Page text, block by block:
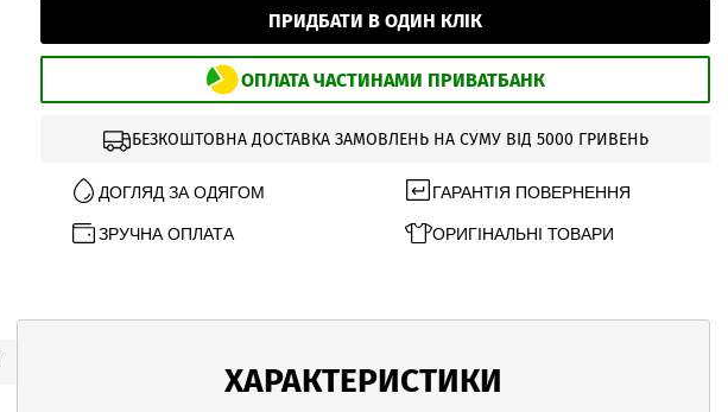
ПРИДБАТИ В ОДИН КЛІК
ОПЛАТА ЧАСТИНАМИ ПРИВАТБАНК
БЕЗКОШТОВНА ДОСТАВКА ЗАМОВЛЕНЬ НА СУМУ ВІД 5000 ГРИВЕНЬ
ДОГЛЯД ЗА ОДЯГОМ ГАРАНТІЯ ПОВЕРНЕННЯ
ЗРУЧНА ОПЛАТА ОРИГІНАЛЬНІ ТОВАРИ
ХАРАКТЕРИСТИКИ